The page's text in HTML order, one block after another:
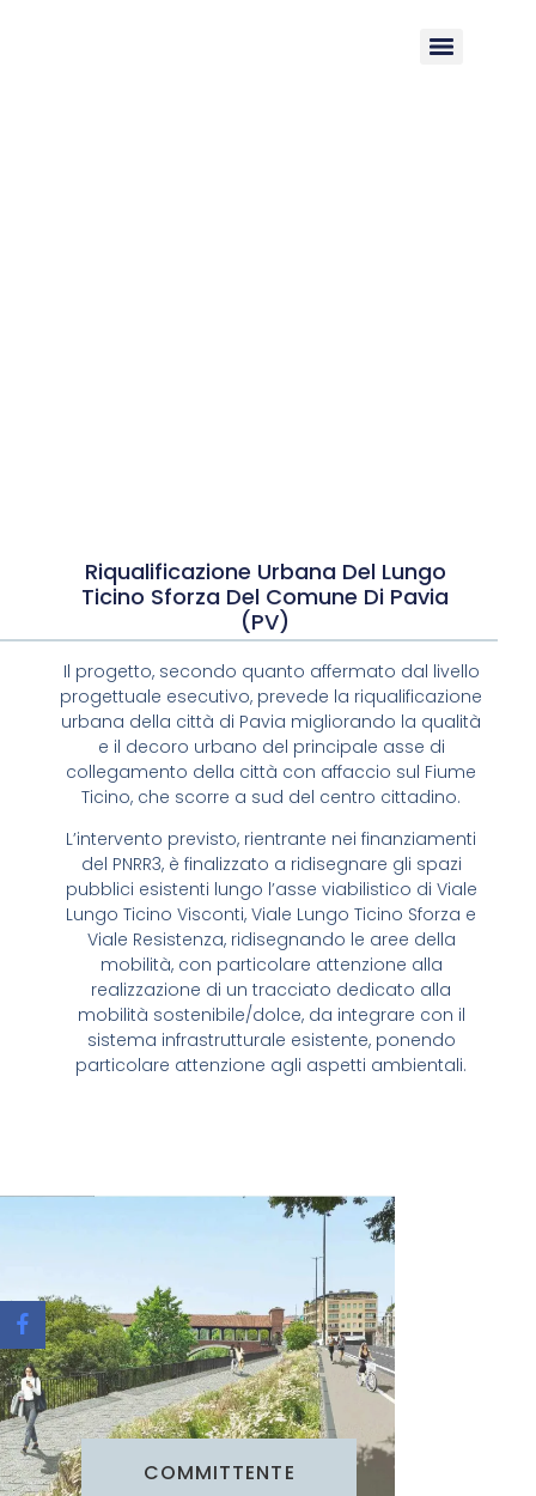
COMMITTENTE
Riqualificazione Urbana Del Lungo
Ticino Sforza Del Comune Di Pavia
(PV)
Il progetto, secondo quanto affermato dal livello
progettuale esecutivo, prevede la riqualificazione
urbana della città di Pavia migliorando la qualità
e il decoro urbano del principale asse di
collegamento della città con affaccio sul Fiume
Ticino, che scorre a sud del centro cittadino.
L’intervento previsto, rientrante nei finanziamenti
del PNRR3, è finalizzato a ridisegnare gli spazi
pubblici esistenti lungo l’asse viabilistico di Viale
Lungo Ticino Visconti, Viale Lungo Ticino Sforza e
Viale Resistenza, ridisegnando le aree della
mobilità, con particolare attenzione alla
realizzazione di un tracciato dedicato alla
mobilità sostenibile/dolce, da integrare con il
sistema infrastrutturale esistente, ponendo
particolare attenzione agli aspetti ambientali.